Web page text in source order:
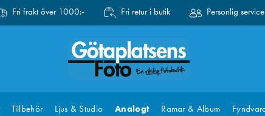
Fri frakt över 1000:- Fri retur i butik Personlig service
Tillbehör Ljus & Studio Analogt Ramar & Album